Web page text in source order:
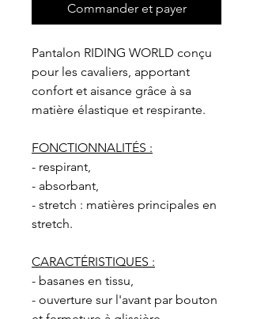
Commander et payer
Pantalon RIDING WORLD conçu
pour les cavaliers, apportant
confort et aisance grâce à sa
matière élastique et respirante.
FONCTIONNALITÉS :
- respirant,
- absorbant,
- stretch : matières principales en
stretch.
CARACTÉRISTIQUES :
- basanes en tissu,
- ouverture sur l'avant par bouton